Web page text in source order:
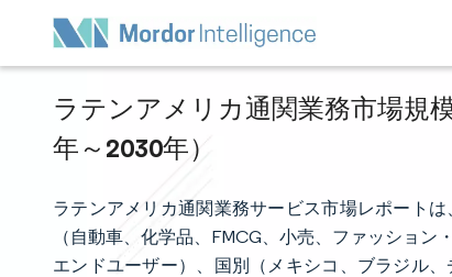
ラテンアメリカ通関業務市場規
年～2030年）
ラテンアメリカ通関業務サービス市場レポート
（自動車、化学品、FMCG、小売、ファッショ
エンドユーザー）、国別（メキシコ、ブラジル